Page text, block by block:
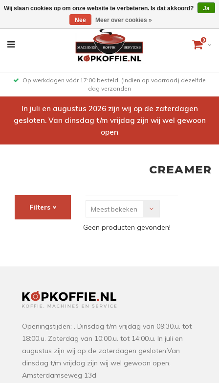
0
Op werkdagen vóór 17:00 besteld, (indien op voorraad) dezelfde
dag verzonden
In juli en augustus 2026 zijn wij op de zaterdagen
gesloten. Van dinsdag t/m vrijdag zijn wij wel gewoon
open
CREAMER
Filters Meest bekeken
Geen producten gevonden!
Openingstijden: . Dinsdag t/m vrijdag van 09:30.u. tot
18:00.u. Zaterdag van 10:00.u. tot 14:00.u. In juli en
augustus zijn wij op de zaterdagen gesloten.Van
dinsdag t/m vrijdag zijn wij wel gewoon open.
Amsterdamseweg 13d
Wij slaan cookies op om onze website te verbeteren. Is dat akkoord?
Ja
Nee
Meer over cookies »